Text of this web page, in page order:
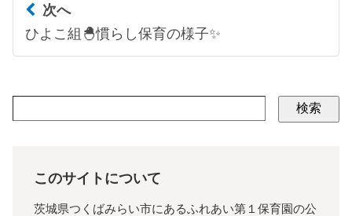
次へ
ひよこ組🐣慣らし保育の様子✨
検索
このサイトについて
茨城県つくばみらい市にあるふれあい第１保育園の公